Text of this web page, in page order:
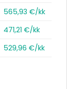
565,93 €/kk
471,21 €/kk
529,96 €/kk